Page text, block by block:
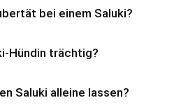
bei einem Saluki?
Hündin trächtig?
Saluki alleine lassen?